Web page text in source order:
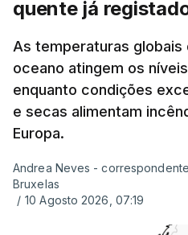
quente já
As temperaturas
oceano atingem os
enquanto condições
e secas alimentam
Europa.
Andrea Neves -
Bruxelas
/ 10 Agosto 2026, 07:19